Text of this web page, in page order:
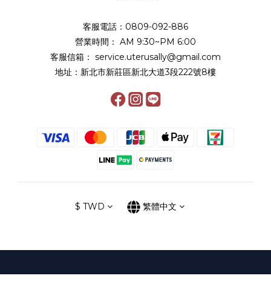
客服電話：0809-092-886
營業時間： AM 9:30~PM 6:00
客服信箱： service.uterusally@gmail.com
地址：新北市新莊區新北大道3段222號8樓
$ TWD 繁體中文